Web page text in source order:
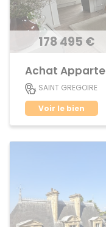
178 495 €
SAINT GREGOIRE
Voir le bien